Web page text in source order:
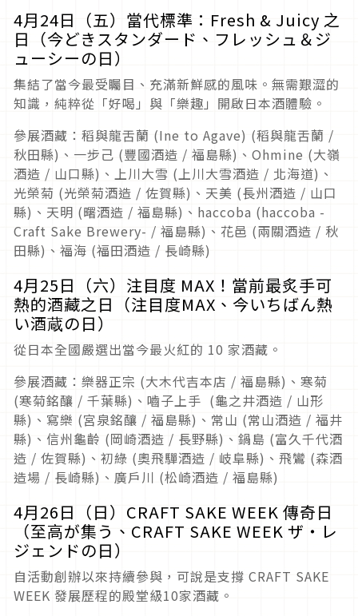
4月24日（五）當代標準：Fresh & Juicy 之
日（今どきスタンダード、フレッシュ＆ジ
ューシーの日）
集結了當今最受矚目、充滿新鮮感的風味。無需艱澀的
知識，純粹從「好喝」與「樂趣」開啟日本酒體驗。
參展酒藏：稻與龍舌蘭 (Ine to Agave) (稻與龍舌蘭 /
秋田縣)、一步己 (豐國酒造 / 福島縣)、Ohmine (大嶺
酒造 / 山口縣)、上川大雪 (上川大雪酒造 / 北海道)、
光榮菊 (光榮菊酒造 / 佐賀縣)、天美 (長州酒造 / 山口
縣)、天明 (曙酒造 / 福島縣)、haccoba (haccoba -
Craft Sake Brewery- / 福島縣)、花邑 (兩關酒造 / 秋
田縣)、福海 (福田酒造 / 長崎縣)
4月25日（六）注目度 MAX！當前最炙手可
熱的酒藏之日（注目度MAX、今いちばん熱
い酒蔵の日）
從日本全國嚴選出當今最火紅的 10 家酒藏。
參展酒藏：樂器正宗 (大木代吉本店 / 福島縣)、寒菊
(寒菊銘釀 / 千葉縣)、嚙子上手 (龜之井酒造 / 山形
縣)、寫樂 (宮泉銘釀 / 福島縣)、常山 (常山酒造 / 福井
縣)、信州龜齡 (岡崎酒造 / 長野縣)、鍋島 (富久千代酒
造 / 佐賀縣)、初綠 (奧飛驒酒造 / 岐阜縣)、飛鸞 (森酒
造場 / 長崎縣)、廣戶川 (松崎酒造 / 福島縣)
4月26日（日）CRAFT SAKE WEEK 傳奇日
（至高が集う、CRAFT SAKE WEEK ザ・レ
ジェンドの日）
自活動創辦以來持續參與，可說是支撐 CRAFT SAKE
WEEK 發展歷程的殿堂級10家酒藏。